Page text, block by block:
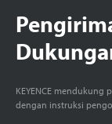
KEYENCE
dengan instruksi